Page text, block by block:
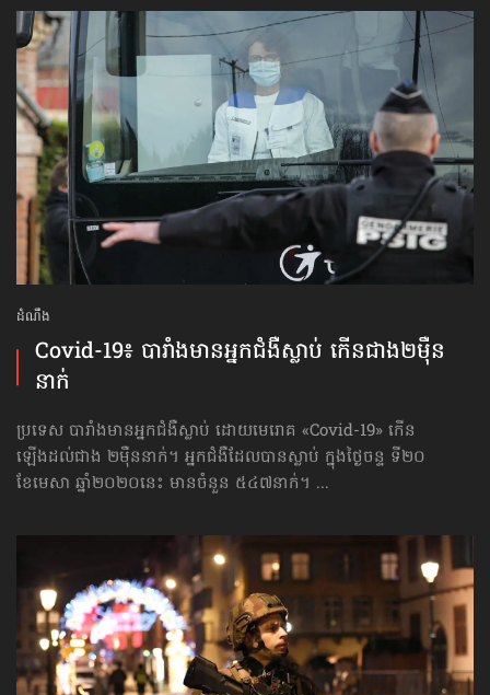
ដំណឹង
Covid-19៖ បារាំង​មាន​អ្នកជំងឺ​ស្លាប់ កើនជាង​២ម៉ឺន​
នាក់
ប្រទេស បារាំង​មាន​អ្នកជំងឺ​ស្លាប់ ដោយមេរោគ «Covid-19» កើន
ឡើងដល់ជាង ២ម៉ឺននាក់។ អ្នកជំងឺ​ដែលបានស្លាប់ ក្នុងថ្ងៃចន្ទ ទី២០
ខែមេសា ឆ្នាំ២០២០នេះ មានចំនួន ៥៤៧នាក់។ ...